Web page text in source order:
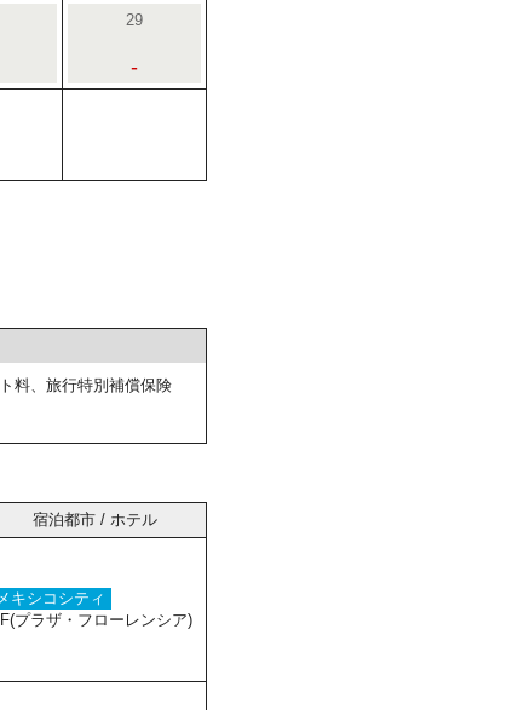
29
-
料、旅行特別補償保険
宿泊都市 / ホテル
キシコシティ
プラザ・フローレンシア)